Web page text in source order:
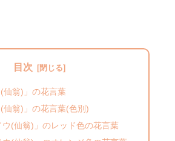
目次
(仙翁)」の花言葉
(仙翁)」の花言葉(色別)
ウ(仙翁)」のレッド色の花言葉